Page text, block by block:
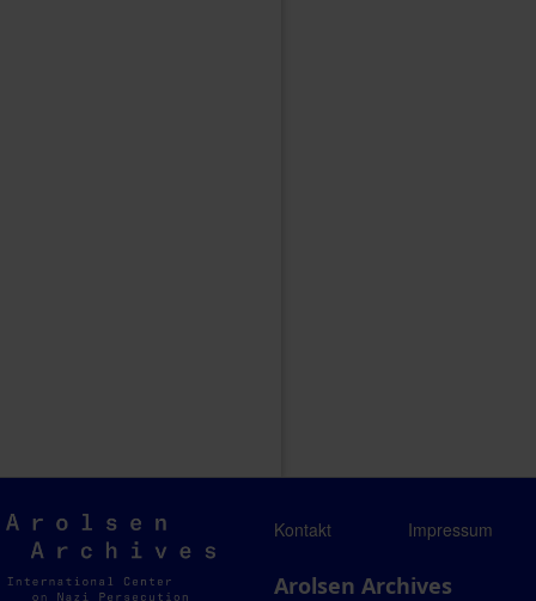
Arolsen
Archives
Kontakt Impressum
Arolsen Archives